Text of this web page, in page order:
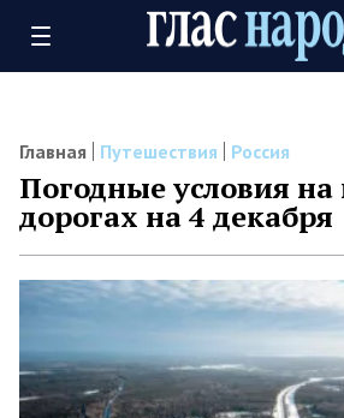
Главная Путешествия Россия
Погодные условия
дорогах на 4 декабря